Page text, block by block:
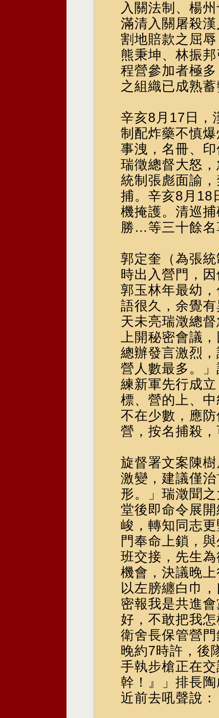
入關法制、楊
滿清入關屠殺
割地賠款之屈
熊秉坤、林振
程營參加者極
之組織已成熟
辛亥8月17日，
制配炸藥不慎
事洩，名冊、
瑞徵總督大怒
統制張彪面諭
捕。辛亥8月18
機掩護。清巡
勝…等三十餘名
郭定奎（為張
時出入營門，
郭玉林年最幼
語很久，余覺
天未亮瑞澂總
上開秘密會議
總辦發言激烈
營人數最多。
練新軍先行成
標、營的上、
不在少數，應
營，按名捕殺
旋督署文案陳
激變，建議僅
形。」瑞澂聞
堂後即命令展
峻，轉知同志
門奉命上鎖，
班交接，先生
機會，決議晚
以左膀纏白巾
密報我是共進
好，不敢把我
衛舍長保管營
晚約7時許，後
手執步槍正在
幹！』」排長
近前去吼聲說